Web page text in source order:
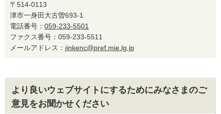
〒514-0113
津市一身田大古曽693-1
電話番号： 059-233-5501
ファクス番号：059-233-5511
メールアドレス： jinkenc@pref.mie.lg.jp
より良いウェブサイトにするためにみなさまのご
意見をお聞かせください